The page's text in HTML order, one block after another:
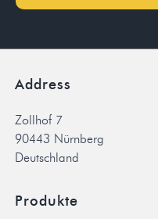
Address
Zollhof 7
90443 Nürnberg
Deutschland
Produkte